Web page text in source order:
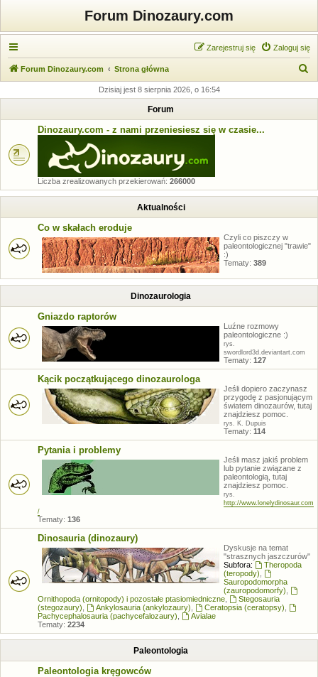
Forum Dinozaury.com
Zaloguj się
Zarejestruj się
Forum Dinozaury.com Strona główna
k
Dzisiaj jest 8 sierpnia 2026, o 16:54
Forum
Dinozaury.com - z nami przeniesiesz się w czasie...
Liczba zrealizowanych przekierowań: 266000
Aktualności
Co w skałach eroduje
Czyli co piszczy w
paleontologicznej "trawie"
:)
Tematy: 389
Dinozaurologia
Gniazdo raptorów
Luźne rozmowy
paleontologiczne :)
rys.
swordlord3d.deviantart.com
Tematy: 127
Kącik początkującego dinozaurologa
Jeśli dopiero zaczynasz
przygodę z pasjonującym
światem dinozaurów, tutaj
znajdziesz pomoc.
rys. K. Dupuis
Tematy: 114
Pytania i problemy
Jeśli masz jakiś problem
lub pytanie związane z
paleontologią, tutaj
znajdziesz pomoc.
rys.
http://www.lonelydinosaur.com
/
Tematy: 136
Dinosauria (dinozaury)
Dyskusje na temat
"strasznych jaszczurów"
Subfora:
Theropoda
(teropody)
Sauropodomorpha
(zauropodomorfy)
Ornithopoda (ornitopody) i pozostałe ptasiomiedniczne
Stegosauria
(stegozaury)
Ankylosauria (ankylozaury) Ceratopsia (ceratopsy)
Pachycephalosauria (pachycefalozaury)
Avialae
Tematy: 2234
Paleontologia
Paleontologia kręgowców